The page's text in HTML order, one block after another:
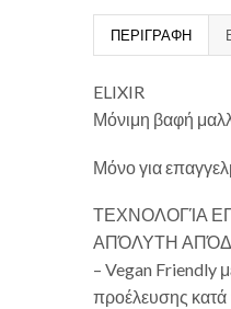
ΠΕΡΙΓΡΑΦΉ
ELIXIR
Μόνιμη βαφή
Μόνο για
ΤΕΧΝΟΛΟΓΊΑ
ΑΠΌΛΥΤΗ
– Vegan Friendly
προέλευσης κατά